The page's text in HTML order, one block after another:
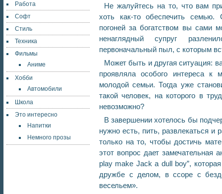
Работа
Софт
Стиль
Техника
Фильмы
Аниме
Хобби
Автомобили
Школа
Это интересно
Напитки
Немного прозы
Не жалуйтесь на то, что вам
хоть как-то обеспечить
погоней за богатством вы сами
ненаглядный супруг
первоначальный пыл, с которым
Может быть и другая ситуация:
проявляла особого интереса к
молодой семьи. Тогда уже
такой человек, на которого в
невозможно?
В завершении хотелось бы
нужно есть, пить, развлекаться и
только на то, чтобы достичь
этот вопрос дает замечательная
play make Jack a dull boy”,
дружбе с делом, в ссоре с
весельем».